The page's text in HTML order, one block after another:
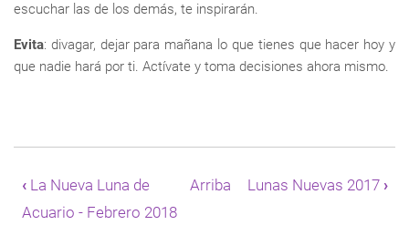
escuchar las de los demás, te inspirarán.
Evita: divagar, dejar para mañana lo que tienes que hacer hoy y
que nadie hará por ti. Actívate y toma decisiones ahora mismo.
transversales
de
Book
‹La Nueva Luna de
Acuario - Febrero 2018
Arriba Lunas Nuevas 2017 ›